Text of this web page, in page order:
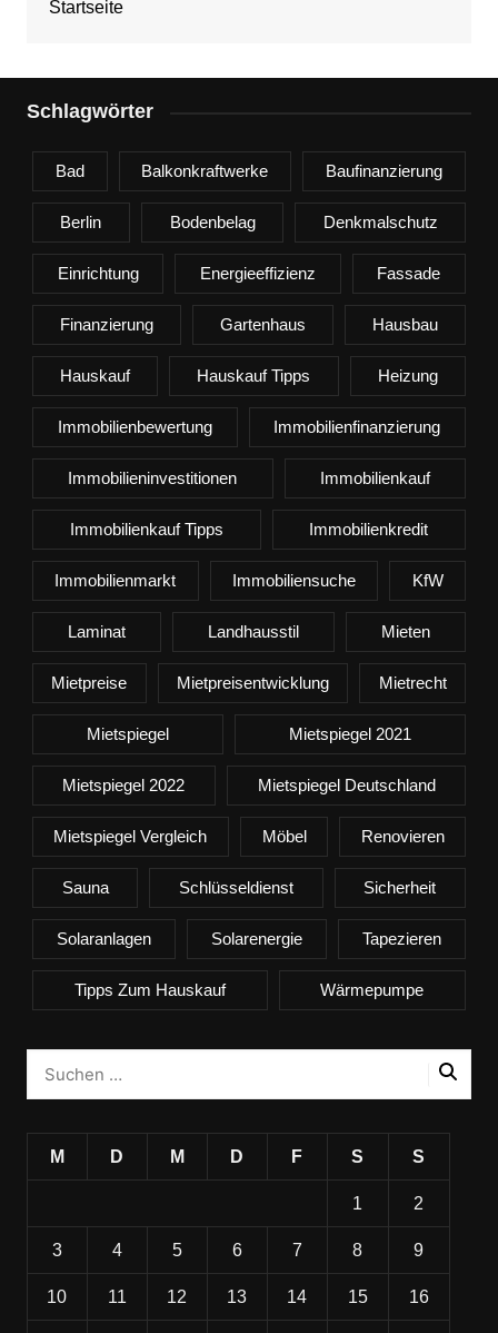
Startseite
Schlagwörter
Bad Balkonkraftwerke Baufinanzierung
Berlin Bodenbelag Denkmalschutz
Einrichtung Energieeffizienz Fassade
Finanzierung Gartenhaus Hausbau
Hauskauf Hauskauf Tipps Heizung
Immobilienbewertung Immobilienfinanzierung
Immobilieninvestitionen Immobilienkauf
Immobilienkauf Tipps Immobilienkredit
Immobilienmarkt Immobiliensuche KfW
Laminat Landhausstil Mieten
Mietpreise Mietpreisentwicklung Mietrecht
Mietspiegel Mietspiegel 2021
Mietspiegel 2022 Mietspiegel Deutschland
Mietspiegel Vergleich Möbel Renovieren
Sauna Schlüsseldienst Sicherheit
Solaranlagen Solarenergie Tapezieren
Tipps Zum Hauskauf Wärmepumpe
M D M D F S S
1 2
3 4 5 6 7 8 9
10 11 12 13 14 15 16